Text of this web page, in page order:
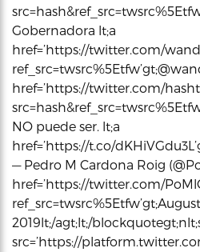
Gobernadora lt;a
href=’https://twitter.com/
href=’https://twitter.com/
NO puede ser. lt;a
href=’https://t.co/
— Pedro M Cardona Roig
href=’https://twitter.com/
ref_src=twsrc%5Etfw’gt;August
2019lt;/agt;lt;/
src=’https://